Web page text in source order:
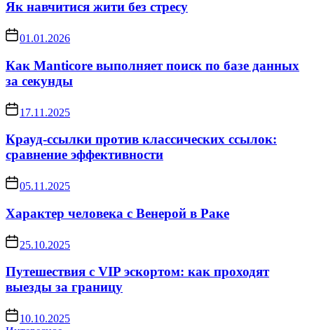
Як навчитися жити без стресу
01.01.2026
Как Manticore выполняет поиск по базе данных
за секунды
17.11.2025
Крауд-ссылки против классических ссылок:
сравнение эффективности
05.11.2025
Характер человека с Венерой в Раке
25.10.2025
Путешествия с VIP эскортом: как проходят
выезды за границу
10.10.2025